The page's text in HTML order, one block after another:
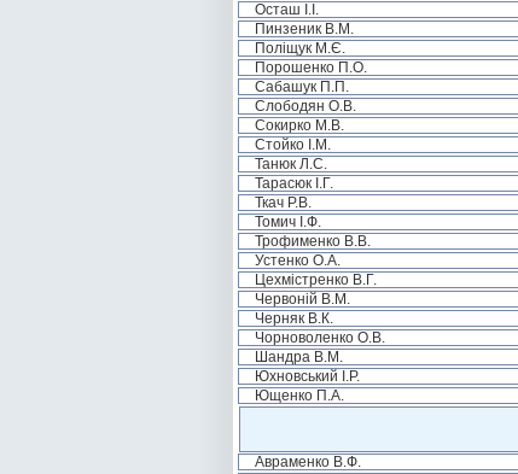
Осташ І.І.
Пинзеник В.М.
Поліщук М.Є.
Порошенко П.О.
Сабашук П.П.
Слободян О.В.
Сокирко М.В.
Стойко І.М.
Танюк Л.С.
Тарасюк І.Г.
Ткач Р.В.
Томич І.Ф.
Трофименко В.В.
Устенко О.А.
Цехмістренко В.Г.
Червоній В.М.
Черняк В.К.
Чорноволенко О.В.
Шандра В.М.
Юхновський І.Р.
Ющенко П.А.
Авраменко В.Ф.